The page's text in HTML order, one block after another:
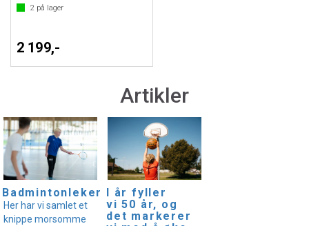
2 på lager
2 199,-
Artikler
Badmintonleker
Her har vi samlet et
knippe morsomme
I år fyller
vi 50 år, og
det markerer